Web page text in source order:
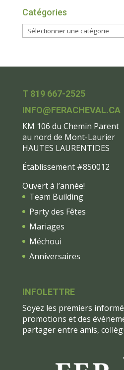
Catégories
T 819 667-2525
INFO@FERACHEVAL.CA
KM 106 du Chemin Parent
au nord de Mont-Laurier
HAUTES LAURENTIDES
Établissement #850012
Ouvert à l’année!
Team Building
Party des Fêtes
Mariages
Méchoui
Anniversaires
INFOLETTRE
Soyez les premiers
promotions et des
partager entre amis,